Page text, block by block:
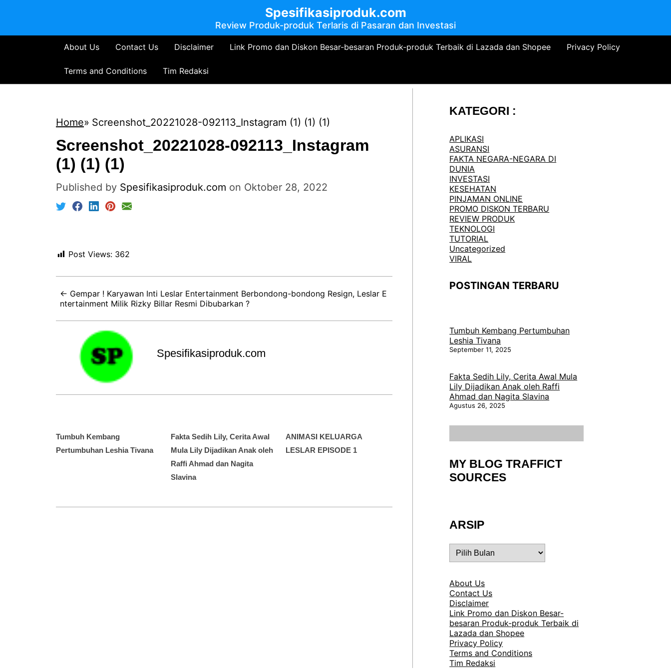
Spesifikasiproduk.com
Review Produk-produk Terlaris di Pasaran dan Investasi
About Us Contact Us Disclaimer Link Promo dan Diskon Besar-besaran Produk-produk Terbaik di Lazada dan Shopee Privacy Policy
Terms and Conditions Tim Redaksi
Home Screenshot_20221028-092113_Instagram (1) (1) (1)
Screenshot_20221028-092113_Instagram
(1) (1) (1)
Published by Spesifikasiproduk.com on Oktober 28, 2022
Post Views: 362
← Gempar ! Karyawan Inti Leslar Entertainment Berbondong-bondong Resign, Leslar E
ntertainment Milik Rizky Billar Resmi Dibubarkan ?
Spesifikasiproduk.com
Tumbuh Kembang
Pertumbuhan Leshia Tivana
Fakta Sedih Lily, Cerita Awal
Mula Lily Dijadikan Anak oleh
Raffi Ahmad dan Nagita
Slavina
ANIMASI KELUARGA
LESLAR EPISODE 1
KATEGORI :
APLIKASI
ASURANSI
FAKTA NEGARA-NEGARA DI
DUNIA
INVESTASI
KESEHATAN
PINJAMAN ONLINE
PROMO DISKON TERBARU
REVIEW PRODUK
TEKNOLOGI
TUTORIAL
Uncategorized
VIRAL
POSTINGAN TERBARU
Tumbuh Kembang Pertumbuhan
Leshia Tivana
September 11, 2025
Fakta Sedih Lily, Cerita Awal Mula
Lily Dijadikan Anak oleh Raffi
Ahmad dan Nagita Slavina
Agustus 26, 2025
MY BLOG TRAFFICT
SOURCES
ARSIP
ARSIP
About Us
Contact Us
Disclaimer
Link Promo dan Diskon Besar-
besaran Produk-produk Terbaik di
Lazada dan Shopee
Privacy Policy
Terms and Conditions
Tim Redaksi